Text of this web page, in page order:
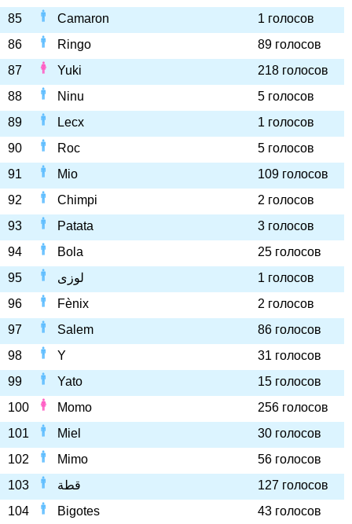
85
Camaron
1 голосов
86
Ringo
89 голосов
87
Yuki
218 голосов
88
Ninu
5 голосов
89
Lecx
1 голосов
90
Roc
5 голосов
91
Mio
109 голосов
92
Chimpi
2 голосов
93
Patata
3 голосов
94
Bola
25 голосов
95
لوزى
1 голосов
96
Fènix
2 голосов
97
Salem
86 голосов
98
Y
31 голосов
99
Yato
15 голосов
100
Momo
256 голосов
101
Miel
30 голосов
102
Mimo
56 голосов
103
قطة
127 голосов
104
Bigotes
43 голосов